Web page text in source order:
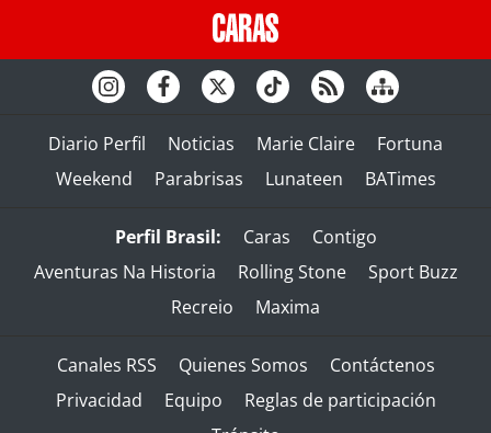
Diario Perfil Noticias Marie Claire
Fortuna
Weekend
Parabrisas Lunateen BATimes
Perfil Brasil: Caras
Contigo
Aventuras Na Historia
Rolling Stone
Sport Buzz
Recreio
Maxima
Canales RSS Quienes Somos
Contáctenos
Privacidad
Equipo
Reglas de participación